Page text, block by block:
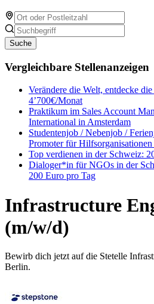
Suche
Vergleichbare Stellenanzeigen
Verändere die Welt, entdecke
4’700€/Monat
Praktikum im Sales Account
International in Amsterdam
Studentenjob / Nebenjob /
Promoter für
Top verdienen in der Schweiz:
Dialoger*in für NGOs in der
200 Euro pro Tag
Infrastructure
(m/w/d)
Bewirb dich jetzt auf die Stetelle
Berlin.